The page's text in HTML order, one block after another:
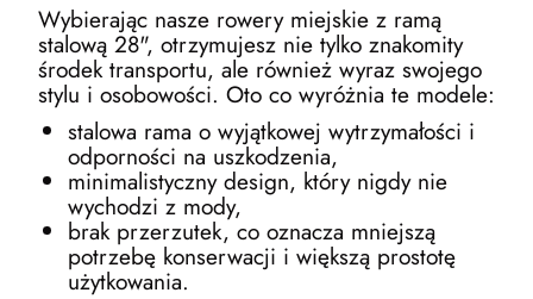
Wybierając nasze rowery miejskie z ramą
stalową 28", otrzymujesz nie tylko znakomity
środek transportu, ale również wyraz swojego
stylu i osobowości. Oto co wyróżnia te modele:
stalowa rama o wyjątkowej wytrzymałości i
odporności na uszkodzenia,
minimalistyczny design, który nigdy nie
wychodzi z mody,
brak przerzutek, co oznacza mniejszą
potrzebę konserwacji i większą prostotę
użytkowania.